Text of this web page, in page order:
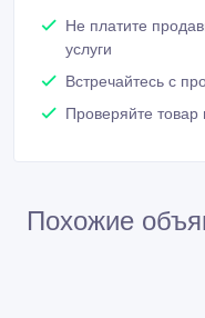
Не платите
услуги
Встречайтесь с
Проверяйте товар
Похожие